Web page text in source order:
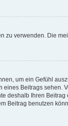
zu verwenden. Die
um ein Gefühl
eines Beitrags
deshalb Ihren
Beitrag benutzen